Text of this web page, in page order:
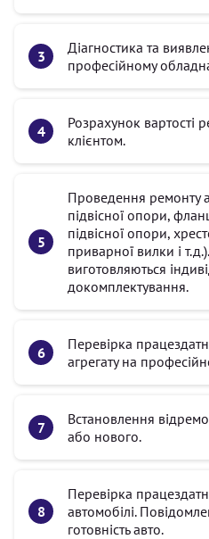
Діагностика та
професійному
Розрахунок вартості
клієнтом.
Проведення ремонту
підвісної опори,
підвісної опори,
приварної вилки і
виготовляються
докомплектування.
Перевірка
агрегату на
Встановлення
або нового.
Перевірка
автомобілі.
готовність авто.